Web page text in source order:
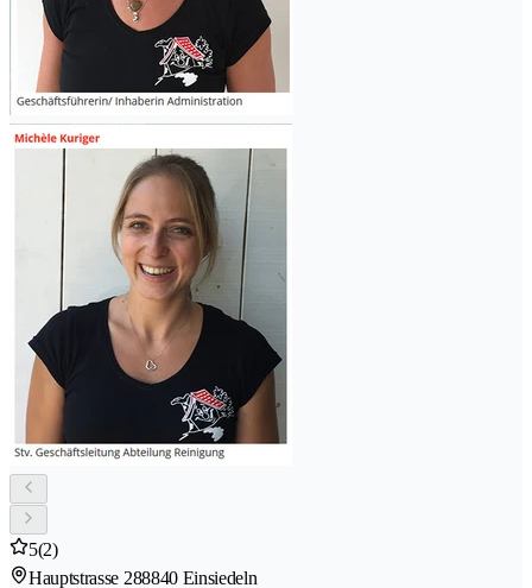
5(2)
Hauptstrasse 288840 Einsiedeln